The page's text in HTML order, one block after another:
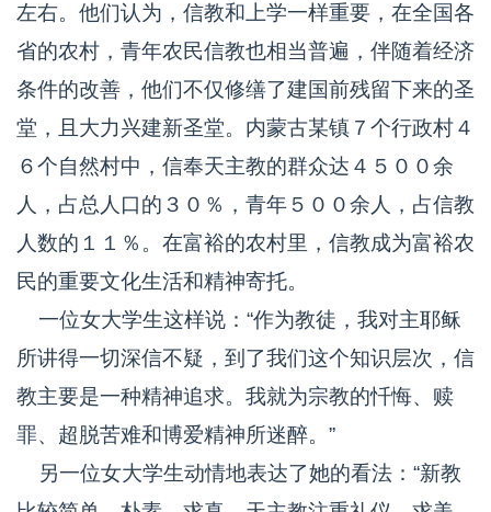
左右。他们认为，信教和上学一样重要，在全国各
省的农村，青年农民信教也相当普遍，伴随着经济
条件的改善，他们不仅修缮了建国前残留下来的圣
堂，且大力兴建新圣堂。内蒙古某镇７个行政村４
６个自然村中，信奉天主教的群众达４５００余
人，占总人口的３０％，青年５００余人，占信教
人数的１１％。在富裕的农村里，信教成为富裕农
民的重要文化生活和精神寄托。
一位女大学生这样说：“作为教徒，我对主耶稣
所讲得一切深信不疑，到了我们这个知识层次，信
教主要是一种精神追求。我就为宗教的忏悔、赎
罪、超脱苦难和博爱精神所迷醉。”
另一位女大学生动情地表达了她的看法：“新教